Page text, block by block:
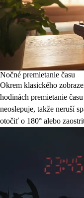
Nočné premietanie času
Okrem klasického
hodinách premietanie
neoslepuje, takže neruší
otočiť o 180° alebo